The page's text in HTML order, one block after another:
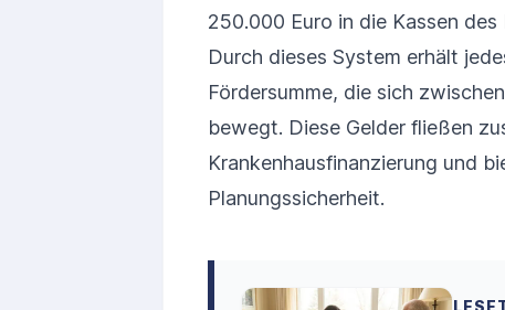
250.000 Euro in die Kassen des
Durch dieses System erhält
Fördersumme, die sich
bewegt. Diese Gelder fließen
Krankenhausfinanzierung und
Planungssicherheit.